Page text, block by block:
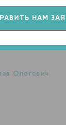
канале:
технологий ГК
Олегович